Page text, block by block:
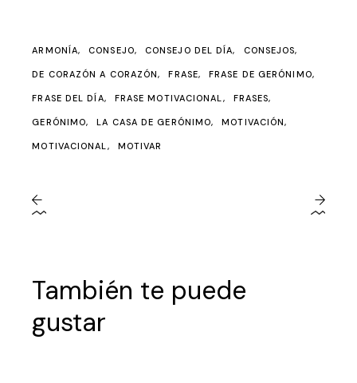
ARMONÍA CONSEJO CONSEJO DEL DÍA CONSEJOS
DE CORAZÓN A CORAZÓN FRASE FRASE DE GERÓNIMO
FRASE DEL DÍA FRASE MOTIVACIONAL FRASES
GERÓNIMO LA CASA DE GERÓNIMO MOTIVACIÓN
MOTIVACIONAL MOTIVAR
También te puede
gustar